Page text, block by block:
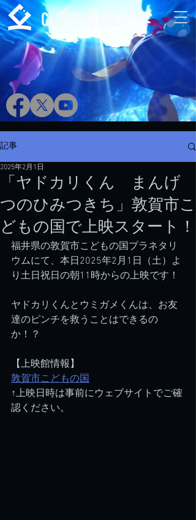
記事
「ヤドカリくん まんげ
つのひみつきち」敦賀市こ
どもの国で上映スタート！
2025年2月1日
福井県の敦賀市こどもの国プラネタリ
ウムにて、本日2025年2月1日（土）よ
り土日祝日の朝11時からの上映です！
ヤドカリくんとウミガメくんは、お友
達のピンチを救うことはできるの
か！？
【上映館情報】
敦賀市こどもの国
↑上映日時は事前にウェブサイトでご確
認ください。